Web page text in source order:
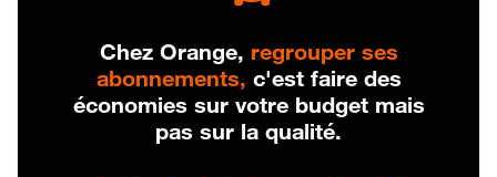
Chez Orange, regrouper ses
abonnements, c'est faire des
économies sur votre budget mais
pas sur la qualité.